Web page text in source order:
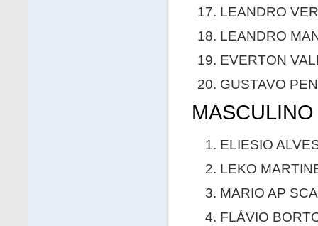
LEANDRO
LEANDRO
EVERTON
GUSTAVO
ELIESIO
LEKO
MARIO AP
FLÁVIO